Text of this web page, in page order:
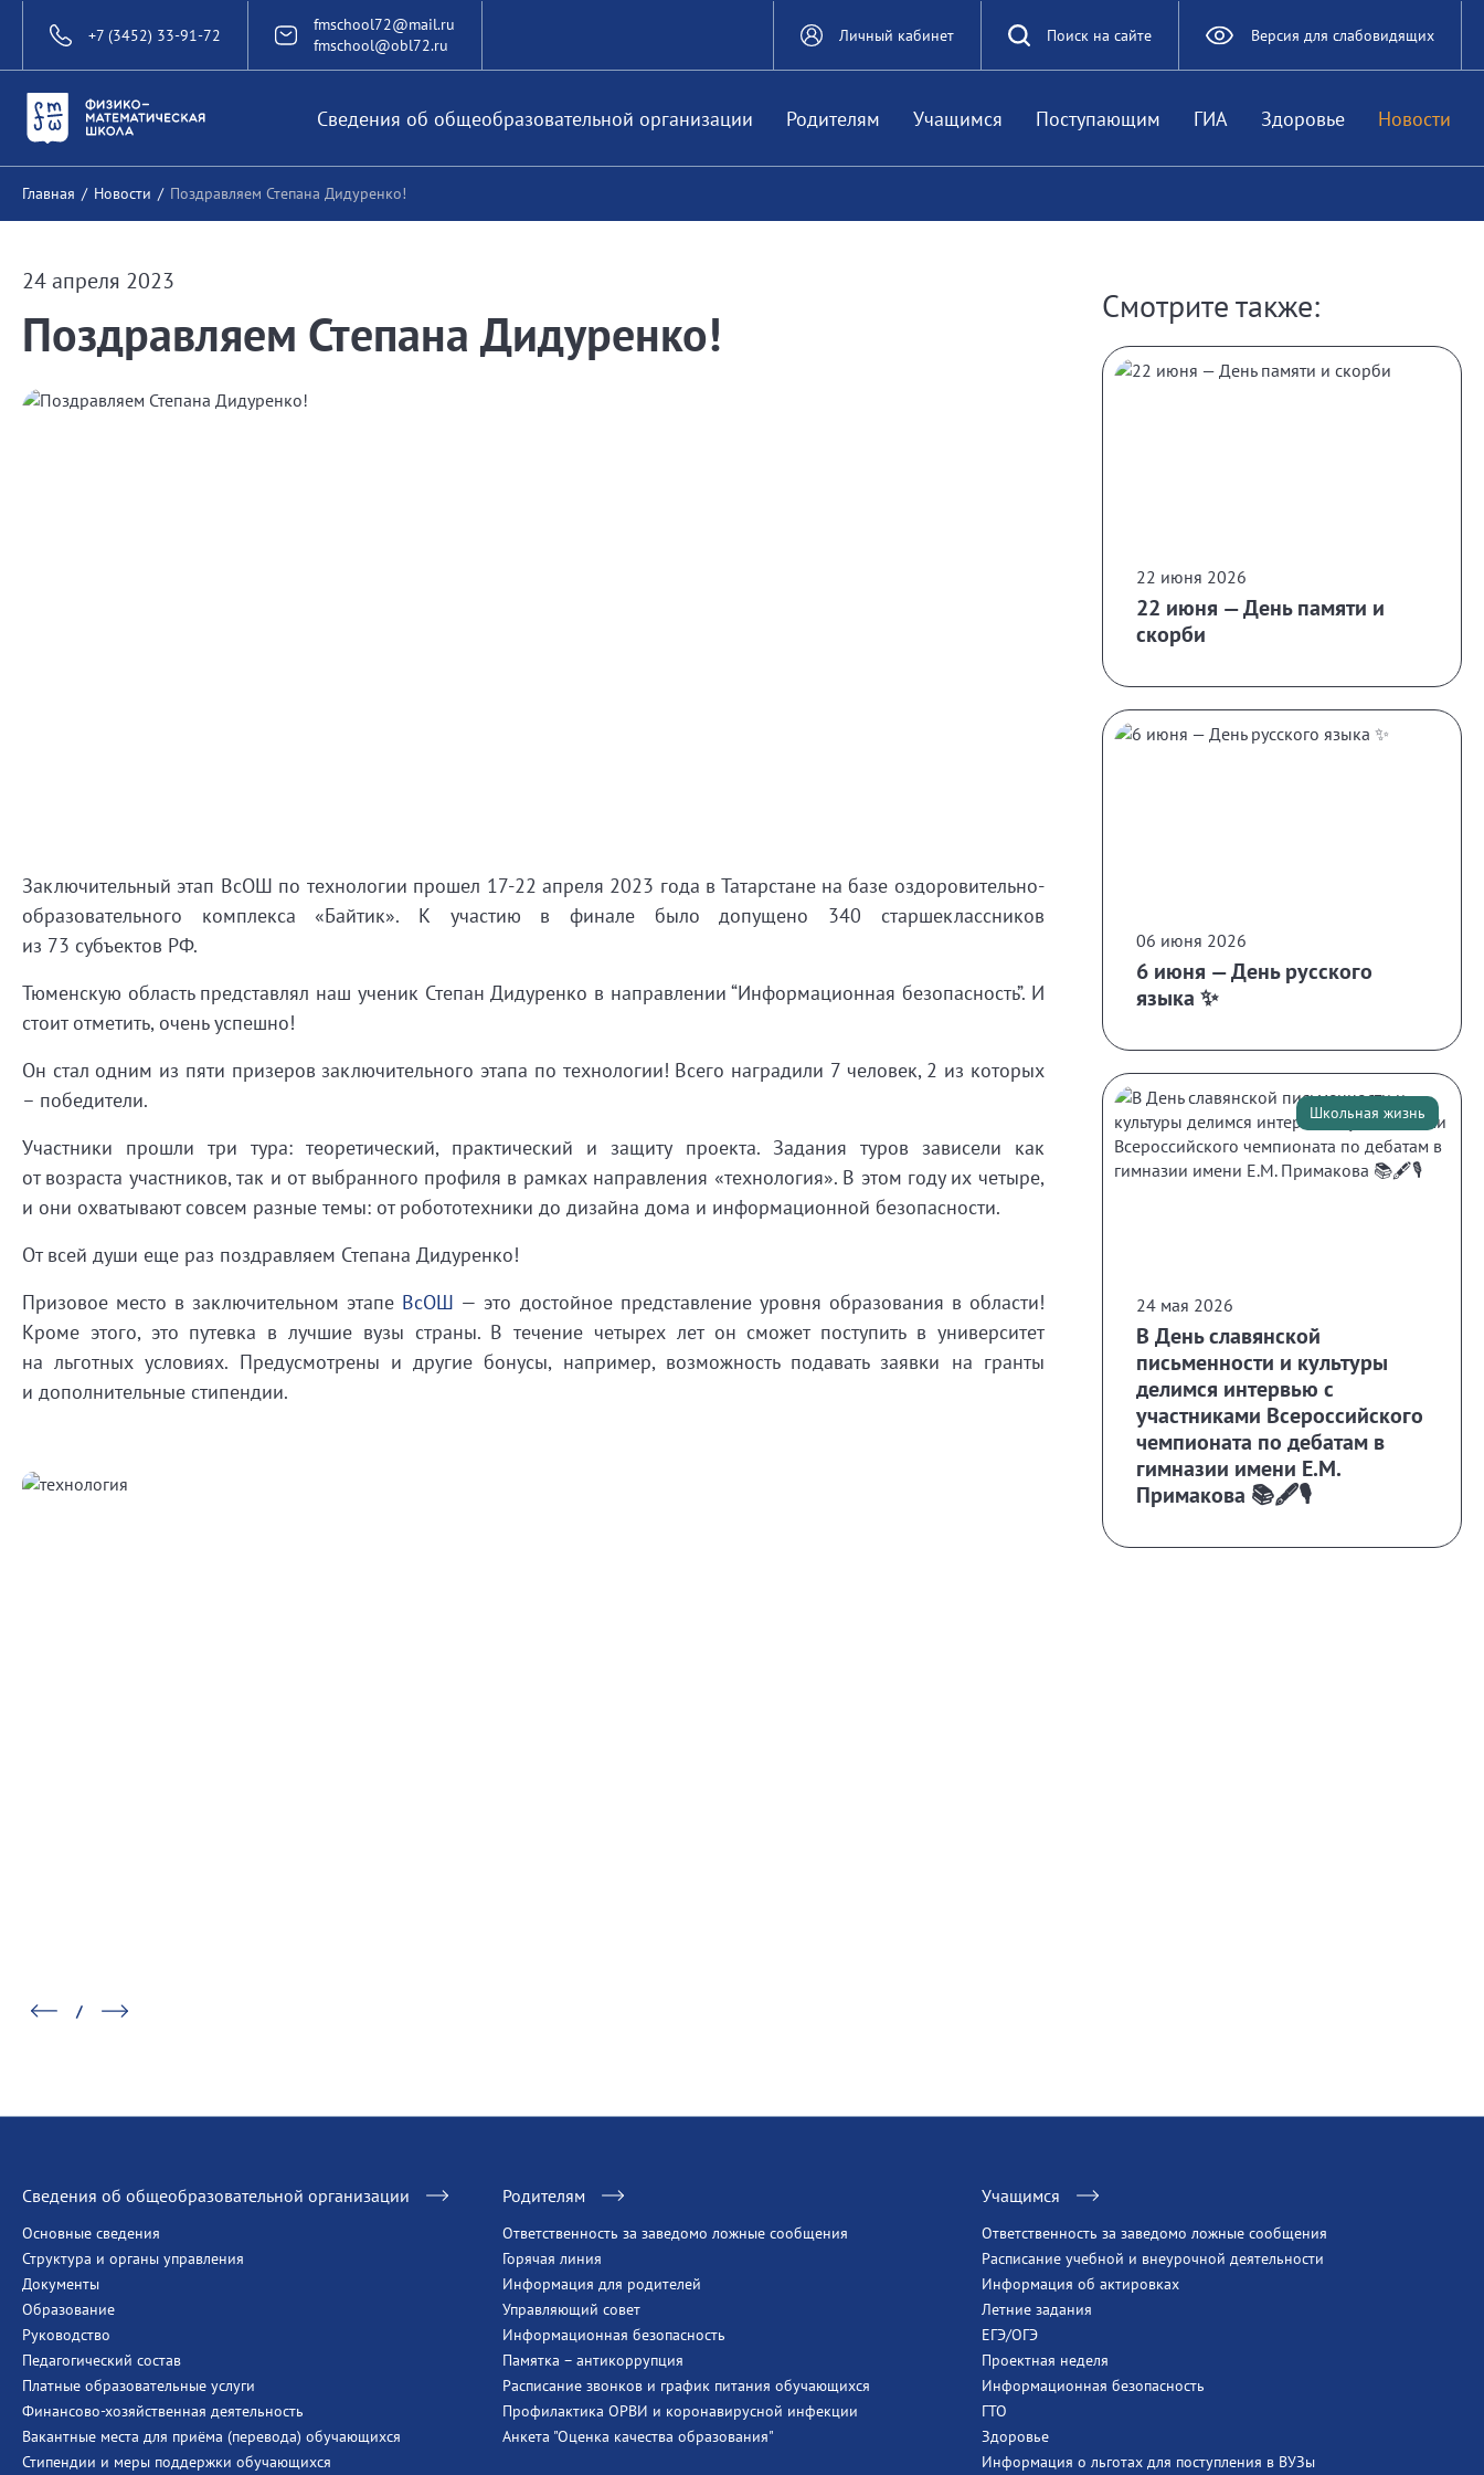
+7 (3452) 33-91-72
fmschool72@mail.ru
fmschool@obl72.ru
Личный кабинет Поиск на сайте Версия для слабовидящих
Сведения об общеобразовательной организации Родителям Учащимся Поступающим ГИА Здоровье Новости
Главная / Новости / Поздравляем Степана Дидуренко!
24 апреля 2023
Поздравляем Степана Дидуренко!
Заключительный этап ВсОШ по технологии прошел 17-22 апреля 2023 года в Татарстане на базе оздоровительно-
образовательного комплекса «Байтик». К участию в финале было допущено 340 старшеклассников
из 73 субъектов РФ.
Тюменскую область представлял наш ученик Степан Дидуренко в направлении “Информационная безопасность”. И
стоит отметить, очень успешно!
Он стал одним из пяти призеров заключительного этапа по технологии! Всего наградили 7 человек, 2 из которых
– победители.
Участники прошли три тура: теоретический, практический и защиту проекта. Задания туров зависели как
от возраста участников, так и от выбранного профиля в рамках направления «технология». В этом году их четыре,
и они охватывают совсем разные темы: от робототехники до дизайна дома и информационной безопасности.
От всей души еще раз поздравляем Степана Дидуренко!
Призовое место в заключительном этапе ВсОШ — это достойное представление уровня образования в области!
Кроме этого, это путевка в лучшие вузы страны. В течение четырех лет он сможет поступить в университет
на льготных условиях. Предусмотрены и другие бонусы, например, возможность подавать заявки на гранты
и дополнительные стипендии.
Смотрите также:
22 июня 2026
22 июня — День памяти и
скорби
06 июня 2026
6 июня — День русского
языка ✨
Школьная жизнь
24 мая 2026
В День славянской
письменности и культуры
делимся интервью с
участниками Всероссийского
чемпионата по дебатам в
гимназии имени Е.М.
Примакова 📚🖋️🎙️
Сведения об общеобразовательной организации
Основные сведения
Структура и органы управления
Документы
Образование
Руководство
Педагогический состав
Платные образовательные услуги
Финансово-хозяйственная деятельность
Вакантные места для приёма (перевода) обучающихся
Стипендии и меры поддержки обучающихся
Родителям
Ответственность за заведомо ложные сообщения
Горячая линия
Информация для родителей
Управляющий совет
Информационная безопасность
Памятка – антикоррупция
Расписание звонков и график питания обучающихся
Профилактика ОРВИ и коронавирусной инфекции
Анкета "Оценка качества образования"
Учащимся
Ответственность за заведомо ложные сообщения
Расписание учебной и внеурочной деятельности
Информация об актировках
Летние задания
ЕГЭ/ОГЭ
Проектная неделя
Информационная безопасность
ГТО
Здоровье
Информация о льготах для поступления в ВУЗы